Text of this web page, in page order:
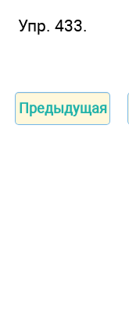
Упр. 433.
Предыдущая